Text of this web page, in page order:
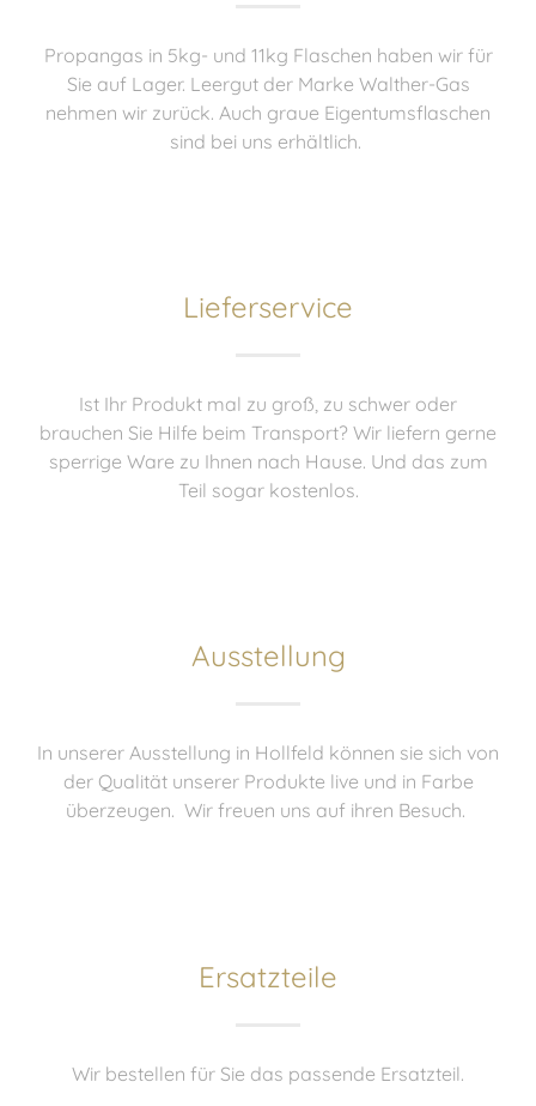
Lieferservice
Ist Ihr Produkt mal zu groß, zu schwer oder
brauchen Sie Hilfe beim Transport? Wir liefern gerne
sperrige Ware zu Ihnen nach Hause. Und das zum
Teil sogar kostenlos.
Propangas in 5kg- und 11kg Flaschen haben wir für
Sie auf Lager. Leergut der Marke Walther-Gas
nehmen wir zurück. Auch graue Eigentumsflaschen
sind bei uns erhältlich.
Ersatzteile
Wir bestellen für Sie das passende Ersatzteil.
Ausstellung
In unserer Ausstellung in Hollfeld können sie sich von
der Qualität unserer Produkte live und in Farbe
überzeugen. Wir freuen uns auf ihren Besuch.